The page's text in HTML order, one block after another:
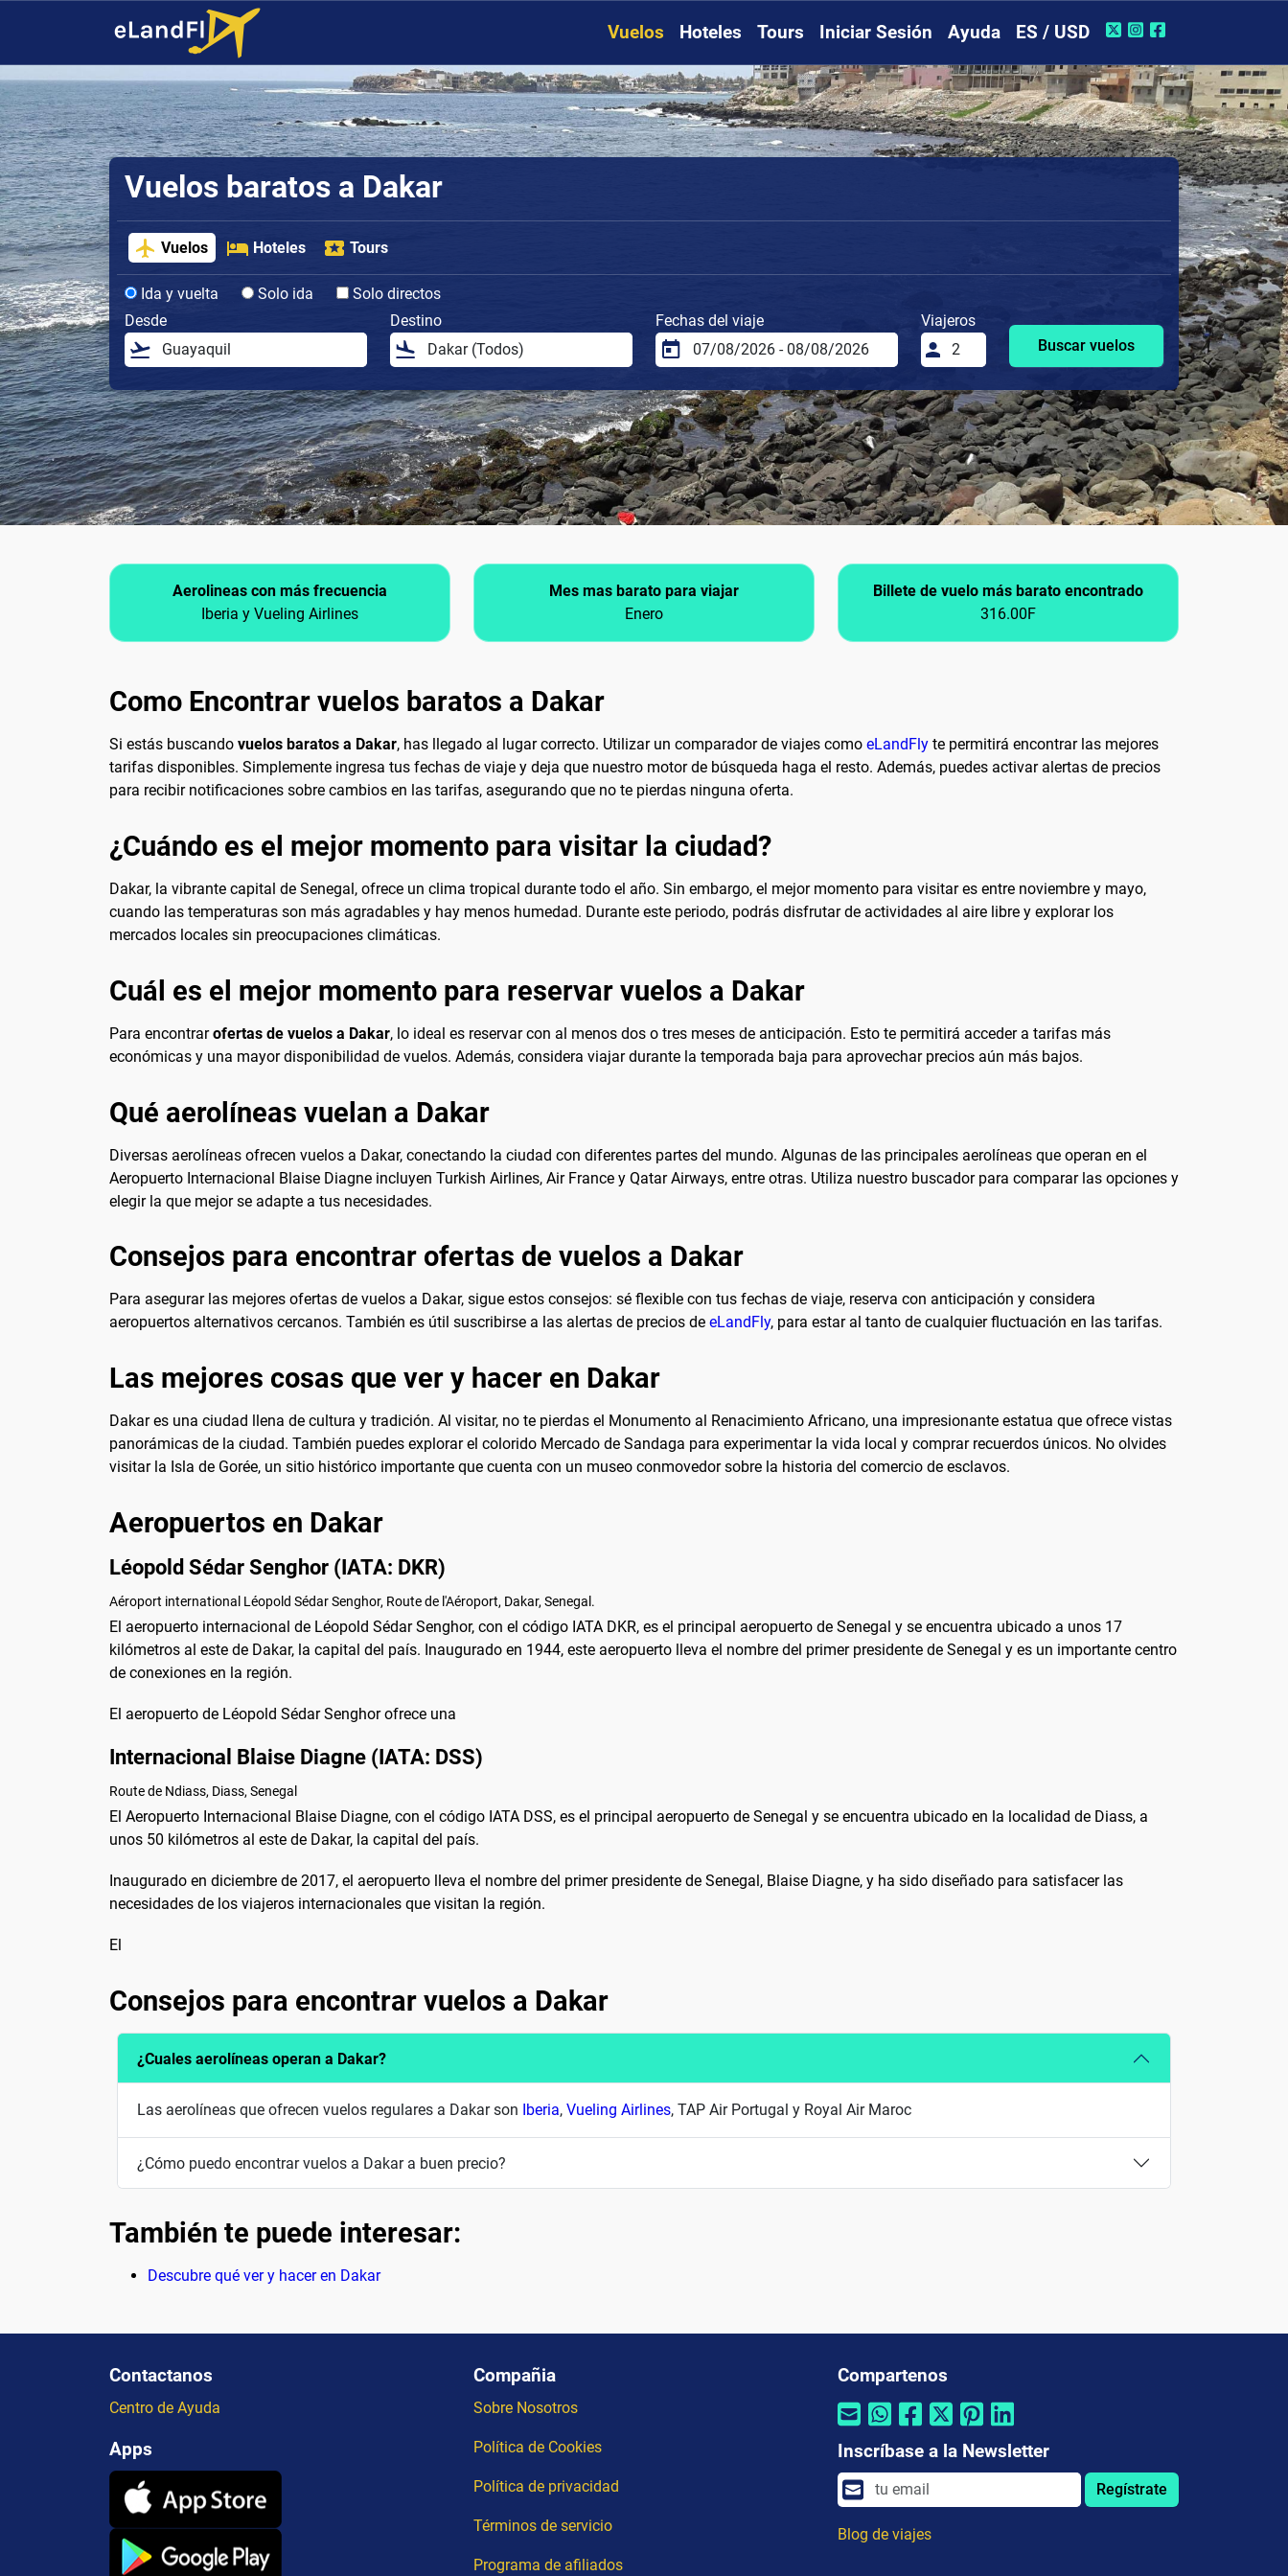
Vuelos Hoteles Tours Iniciar Sesión Ayuda ES / USD
Vuelos baratos a Dakar
Vuelos Hoteles Tours
Ida y vuelta Solo ida
Solo directos
Desde
Destino Fechas del viaje
Viajeros
Buscar vuelos
Aerolineas con más frecuencia
Iberia y Vueling Airlines
Mes mas barato para viajar
Enero
Billete de vuelo más barato encontrado
316.00F
Como Encontrar vuelos baratos a Dakar
Si estás buscando vuelos baratos a Dakar, has llegado al lugar correcto. Utilizar un comparador de viajes como eLandFly te permitirá encontrar las mejores
tarifas disponibles. Simplemente ingresa tus fechas de viaje y deja que nuestro motor de búsqueda haga el resto. Además, puedes activar alertas de precios
para recibir notificaciones sobre cambios en las tarifas, asegurando que no te pierdas ninguna oferta.
¿Cuándo es el mejor momento para visitar la ciudad?
Dakar, la vibrante capital de Senegal, ofrece un clima tropical durante todo el año. Sin embargo, el mejor momento para visitar es entre noviembre y mayo,
cuando las temperaturas son más agradables y hay menos humedad. Durante este periodo, podrás disfrutar de actividades al aire libre y explorar los
mercados locales sin preocupaciones climáticas.
Cuál es el mejor momento para reservar vuelos a Dakar
Para encontrarofertas de vuelos a Dakar, lo ideal es reservar con al menos dos o tres meses de anticipación. Esto te permitirá acceder a tarifas más
económicas y una mayor disponibilidad de vuelos. Además, considera viajar durante la temporada baja para aprovechar precios aún más bajos.
Qué aerolíneas vuelan a Dakar
Diversas aerolíneas ofrecen vuelos a Dakar, conectando la ciudad con diferentes partes del mundo. Algunas de las principales aerolíneas que operan en el
Aeropuerto Internacional Blaise Diagne incluyen Turkish Airlines, Air France y Qatar Airways, entre otras. Utiliza nuestro buscador para comparar las opciones y
elegir la que mejor se adapte a tus necesidades.
Consejos para encontrar ofertas de vuelos a Dakar
Para asegurar las mejores ofertas de vuelos a Dakar, sigue estos consejos: sé flexible con tus fechas de viaje, reserva con anticipación y considera
aeropuertos alternativos cercanos. También es útil suscribirse a las alertas de precios de eLandFly, para estar al tanto de cualquier fluctuación en las tarifas.
Las mejores cosas que ver y hacer en Dakar
Dakar es una ciudad llena de cultura y tradición. Al visitar, no te pierdas el Monumento al Renacimiento Africano, una impresionante estatua que ofrece vistas
panorámicas de la ciudad. También puedes explorar el colorido Mercado de Sandaga para experimentar la vida local y comprar recuerdos únicos. No olvides
visitar la Isla de Gorée, un sitio histórico importante que cuenta con un museo conmovedor sobre la historia del comercio de esclavos.
Aeropuertos en Dakar
Léopold Sédar Senghor (IATA: DKR)
Aéroport international Léopold Sédar Senghor, Route de l'Aéroport, Dakar, Senegal.
El aeropuerto internacional de Léopold Sédar Senghor, con el código IATA DKR, es el principal aeropuerto de Senegal y se encuentra ubicado a unos 17
kilómetros al este de Dakar, la capital del país. Inaugurado en 1944, este aeropuerto lleva el nombre del primer presidente de Senegal y es un importante centro
de conexiones en la región.
El aeropuerto de Léopold Sédar Senghor ofrece una
Internacional Blaise Diagne (IATA: DSS)
Route de Ndiass, Diass, Senegal
El Aeropuerto Internacional Blaise Diagne, con el código IATA DSS, es el principal aeropuerto de Senegal y se encuentra ubicado en la localidad de Diass, a
unos 50 kilómetros al este de Dakar, la capital del país.
Inaugurado en diciembre de 2017, el aeropuerto lleva el nombre del primer presidente de Senegal, Blaise Diagne, y ha sido diseñado para satisfacer las
necesidades de los viajeros internacionales que visitan la región.
El
Consejos para encontrar vuelos a Dakar
¿Cuales aerolíneas operan a Dakar?
Las aerolíneas que ofrecen vuelos regulares a Dakar son Iberia, Vueling Airlines, TAP Air Portugal y Royal Air Maroc
¿Cómo puedo encontrar vuelos a Dakar a buen precio?
También te puede interesar:
Descubre qué ver y hacer en Dakar
Contactanos
Centro de Ayuda
Apps
Compañia
Sobre Nosotros
Política de Cookies
Política de privacidad
Términos de servicio
Programa de afiliados
Compartenos
Inscríbase a la Newsletter
Regístrate
Blog de viajes